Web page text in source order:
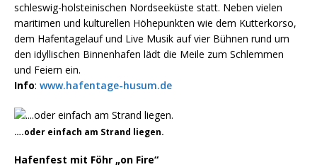
schleswig-holsteinischen Nordseeküste statt. Neben vielen
maritimen und kulturellen Höhepunkten wie dem Kutterkorso,
dem Hafentagelauf und Live Musik auf vier Bühnen rund um
den idyllischen Binnenhafen lädt die Meile zum Schlemmen
und Feiern ein.
Info: www.hafentage-husum.de
….oder einfach am Strand liegen.
Hafenfest mit Föhr „on Fire“